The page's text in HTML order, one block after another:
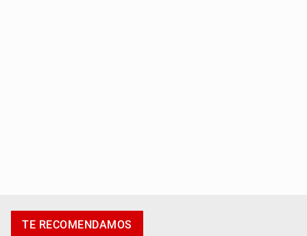
en Oblatos
TE RECOMENDAMOS